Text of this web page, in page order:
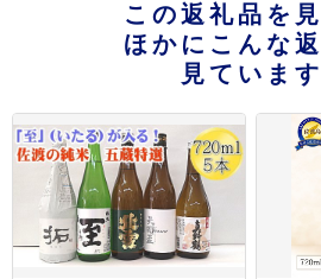
この返礼品を
ほかにこんな
見ています